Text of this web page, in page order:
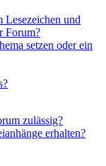
Lesezeichen und
Forum?
setzen oder ein
zulässig?
erhalten?